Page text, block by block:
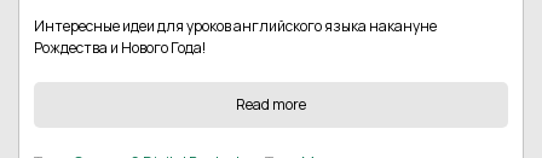
Интересные идеи для уроков английского языка накануне
Рождества и Нового Года!
Read more